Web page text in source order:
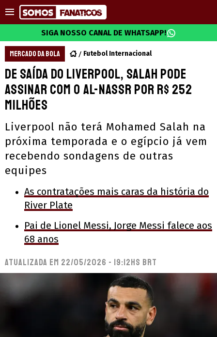
SIGA NOSSO CANAL DE WHATSAPP!
MERCADO DA BOLA Futebol Internacional
De saída do Liverpool, Salah pode
assinar com o Al-Nassr por R$ 252
milhões
Liverpool não terá Mohamed Salah na
próxima temporada e o egípcio já vem
recebendo sondagens de outras
equipes
As contratações mais caras da história do
River Plate
Pai de Lionel Messi, Jorge Messi falece aos
68 anos
Atualizada em 22/05/2026 - 19:12hs BRT